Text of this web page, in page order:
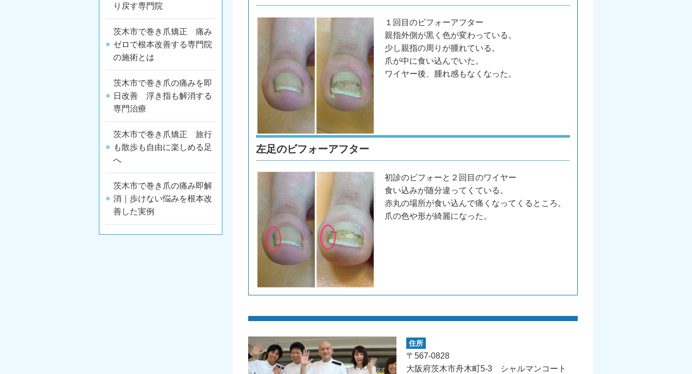
１回目のビフォーアフター
親指外側が黒く色が変わっている。
少し親指の周りが腫れている。
爪が中に食い込んでいた。
ワイヤー後、腫れ感もなくなった。
左足のビフォーアフター
初診のビフォーと２回目のワイヤー
食い込みが随分違ってくている。
赤丸の場所が食い込んで痛くなってくるところ。
爪の色や形が綺麗になった。
住所
〒567-0828
大阪府茨木市舟木町5-3 シャルマンコート
り戻す専門院
茨木市で巻き爪矯正 痛み
ゼロで根本改善する専門院
の施術とは
茨木市で巻き爪の痛みを即
日改善 浮き指も解消する
専門治療
茨木市で巻き爪矯正 旅行
も散歩も自由に楽しめる足
へ
茨木市で巻き爪の痛み即解
消｜歩けない悩みを根本改
善した実例